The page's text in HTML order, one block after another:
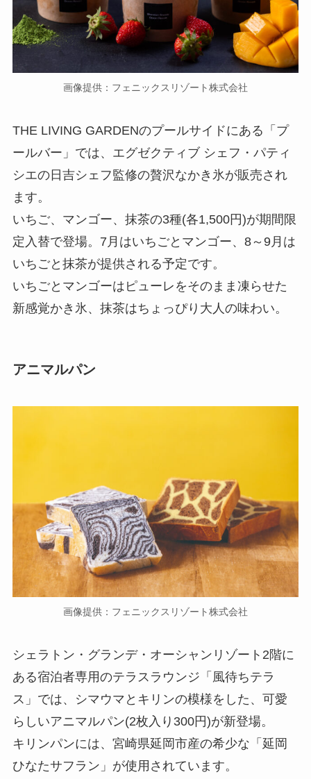
画像提供：フェニックスリゾート株式会社
THE LIVING GARDENのプールサイドにある「プ
ールバー」では、エグゼクティブ シェフ・パティ
シエの日吉シェフ監修の贅沢なかき氷が販売され
ます。
いちご、マンゴー、抹茶の3種(各1,500円)が期間限
定入替で登場。7月はいちごとマンゴー、8～9月は
いちごと抹茶が提供される予定です。
いちごとマンゴーはピューレをそのまま凍らせた
新感覚かき氷、抹茶はちょっぴり大人の味わい。
アニマルパン
画像提供：フェニックスリゾート株式会社
シェラトン・グランデ・オーシャンリゾート2階に
ある宿泊者専用のテラスラウンジ「風待ちテラ
ス」では、シマウマとキリンの模様をした、可愛
らしいアニマルパン(2枚入り300円)が新登場。
キリンパンには、宮崎県延岡市産の希少な「延岡
ひなたサフラン」が使用されています。